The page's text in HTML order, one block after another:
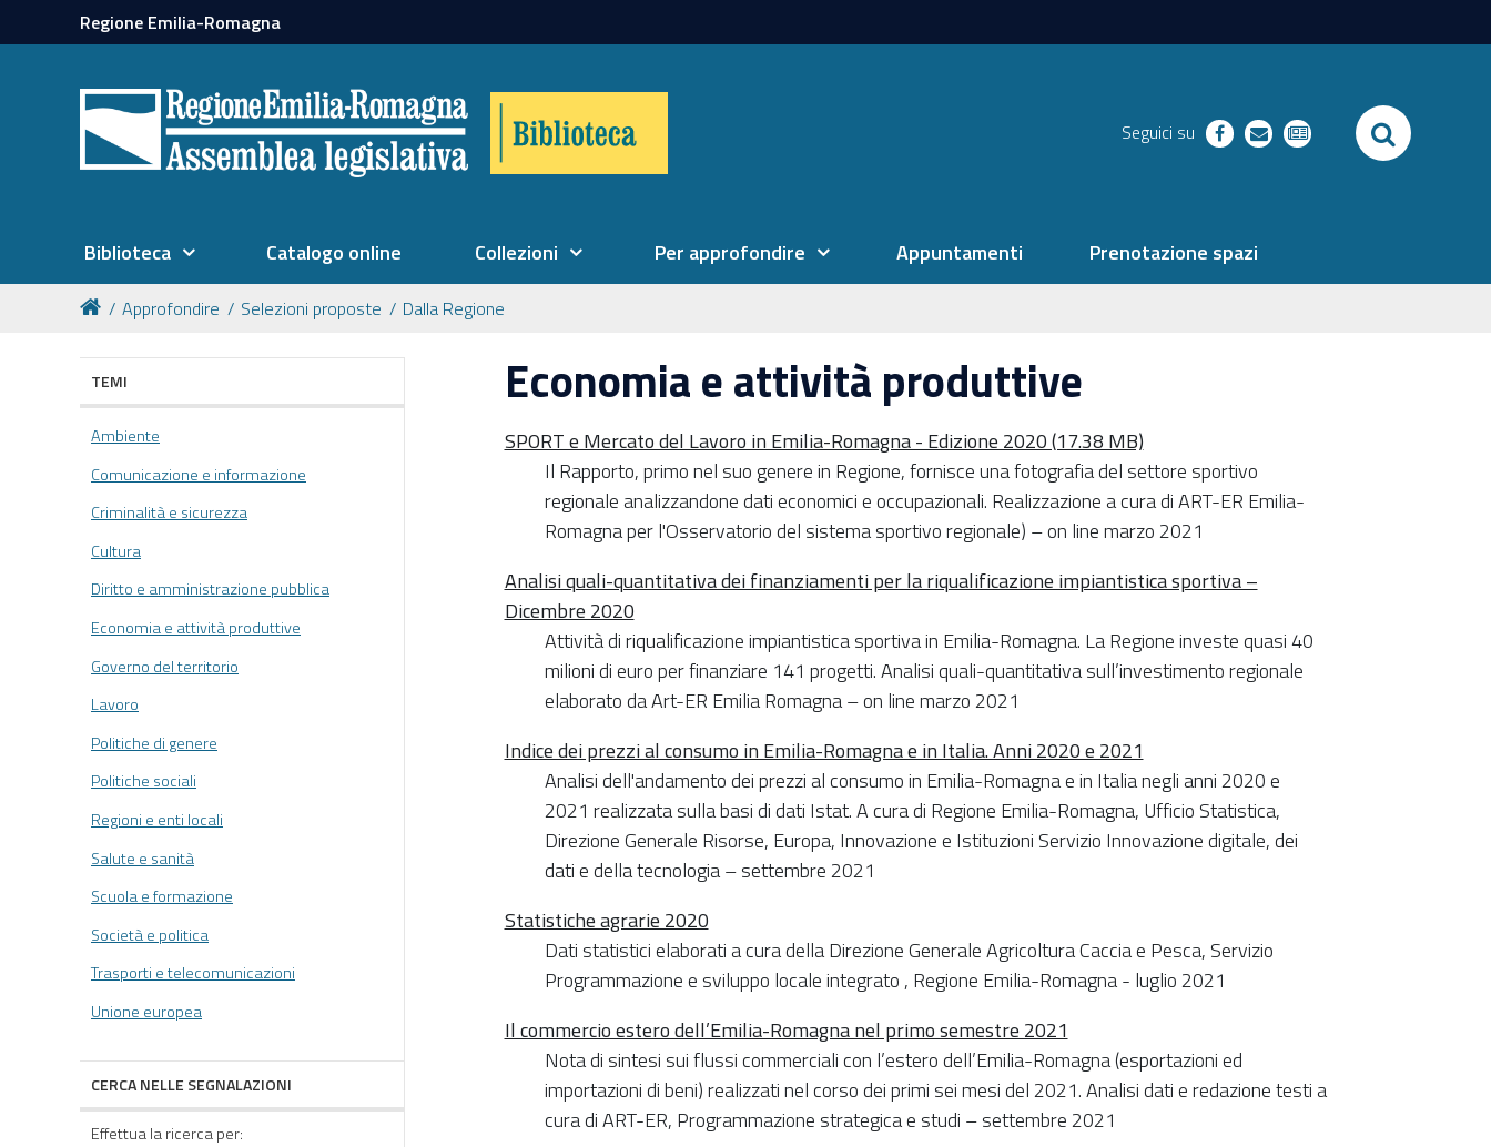
Regione Emilia-Romagna
Seguici su facebookrichiestenewsletter SEARCH
Biblioteca Catalogo online Collezioni Per approfondire Appuntamenti Prenotazione spazi
Approfondire Selezioni proposte Dalla Regione
Economia e attività produttive
SPORT e Mercato del Lavoro in Emilia-Romagna - Edizione 2020 (17.38 MB)
Il Rapporto, primo nel suo genere in Regione, fornisce una fotografia del settore sportivo
regionale analizzandone dati economici e occupazionali. Realizzazione a cura di ART-ER Emilia-
Romagna per l'Osservatorio del sistema sportivo regionale) – on line marzo 2021
Analisi quali-quantitativa dei finanziamenti per la riqualificazione impiantistica sportiva –
Dicembre 2020
Attività di riqualificazione impiantistica sportiva in Emilia-Romagna. La Regione investe quasi 40
milioni di euro per finanziare 141 progetti. Analisi quali-quantitativa sull’investimento regionale
elaborato da Art-ER Emilia Romagna – on line marzo 2021
Indice dei prezzi al consumo in Emilia-Romagna e in Italia. Anni 2020 e 2021
Analisi dell'andamento dei prezzi al consumo in Emilia-Romagna e in Italia negli anni 2020 e
2021 realizzata sulla basi di dati Istat. A cura di Regione Emilia-Romagna, Ufficio Statistica,
Direzione Generale Risorse, Europa, Innovazione e Istituzioni Servizio Innovazione digitale, dei
dati e della tecnologia – settembre 2021
Statistiche agrarie 2020
Dati statistici elaborati a cura della Direzione Generale Agricoltura Caccia e Pesca, Servizio
Programmazione e sviluppo locale integrato , Regione Emilia-Romagna - luglio 2021
Il commercio estero dell’Emilia-Romagna nel primo semestre 2021
Nota di sintesi sui flussi commerciali con l’estero dell’Emilia-Romagna (esportazioni ed
importazioni di beni) realizzati nel corso dei primi sei mesi del 2021. Analisi dati e redazione testi a
cura di ART-ER, Programmazione strategica e studi – settembre 2021
TEMI
Ambiente
Comunicazione e informazione
Criminalità e sicurezza
Cultura
Diritto e amministrazione pubblica
Economia e attività produttive
Governo del territorio
Lavoro
Politiche di genere
Politiche sociali
Regioni e enti locali
Salute e sanità
Scuola e formazione
Società e politica
Trasporti e telecomunicazioni
Unione europea
CERCA NELLE SEGNALAZIONI
Effettua la ricerca per: